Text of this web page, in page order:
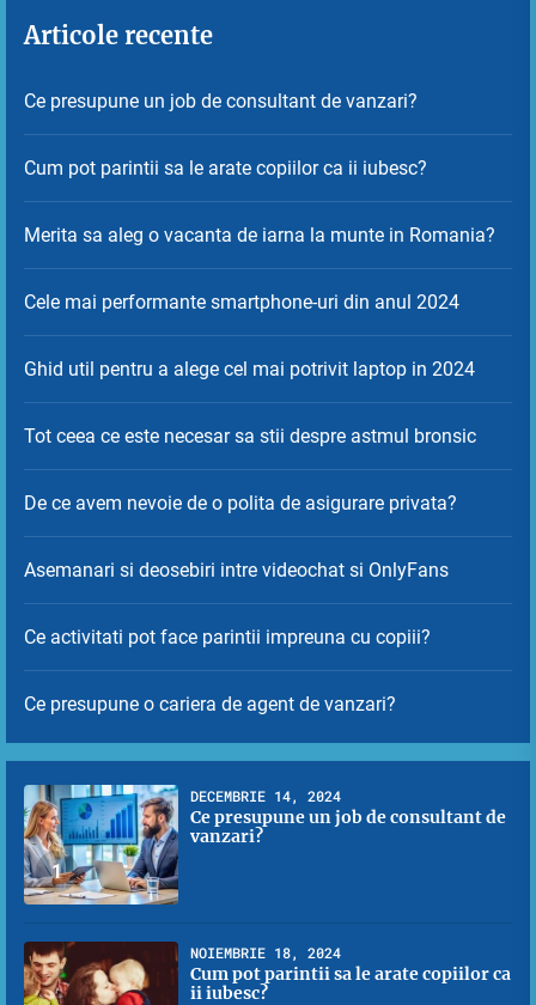
Articole recente
Ce presupune un job de consultant de vanzari?
Cum pot parintii sa le arate copiilor ca ii iubesc?
Merita sa aleg o vacanta de iarna la munte in Romania?
Cele mai performante smartphone-uri din anul 2024
Ghid util pentru a alege cel mai potrivit laptop in 2024
Tot ceea ce este necesar sa stii despre astmul bronsic
De ce avem nevoie de o polita de asigurare privata?
Asemanari si deosebiri intre videochat si OnlyFans
Ce activitati pot face parintii impreuna cu copiii?
Ce presupune o cariera de agent de vanzari?
1
DECEMBRIE 14, 2024
Ce presupune un job de consultant de
vanzari?
NOIEMBRIE 18, 2024
Cum pot parintii sa le arate copiilor ca
ii iubesc?